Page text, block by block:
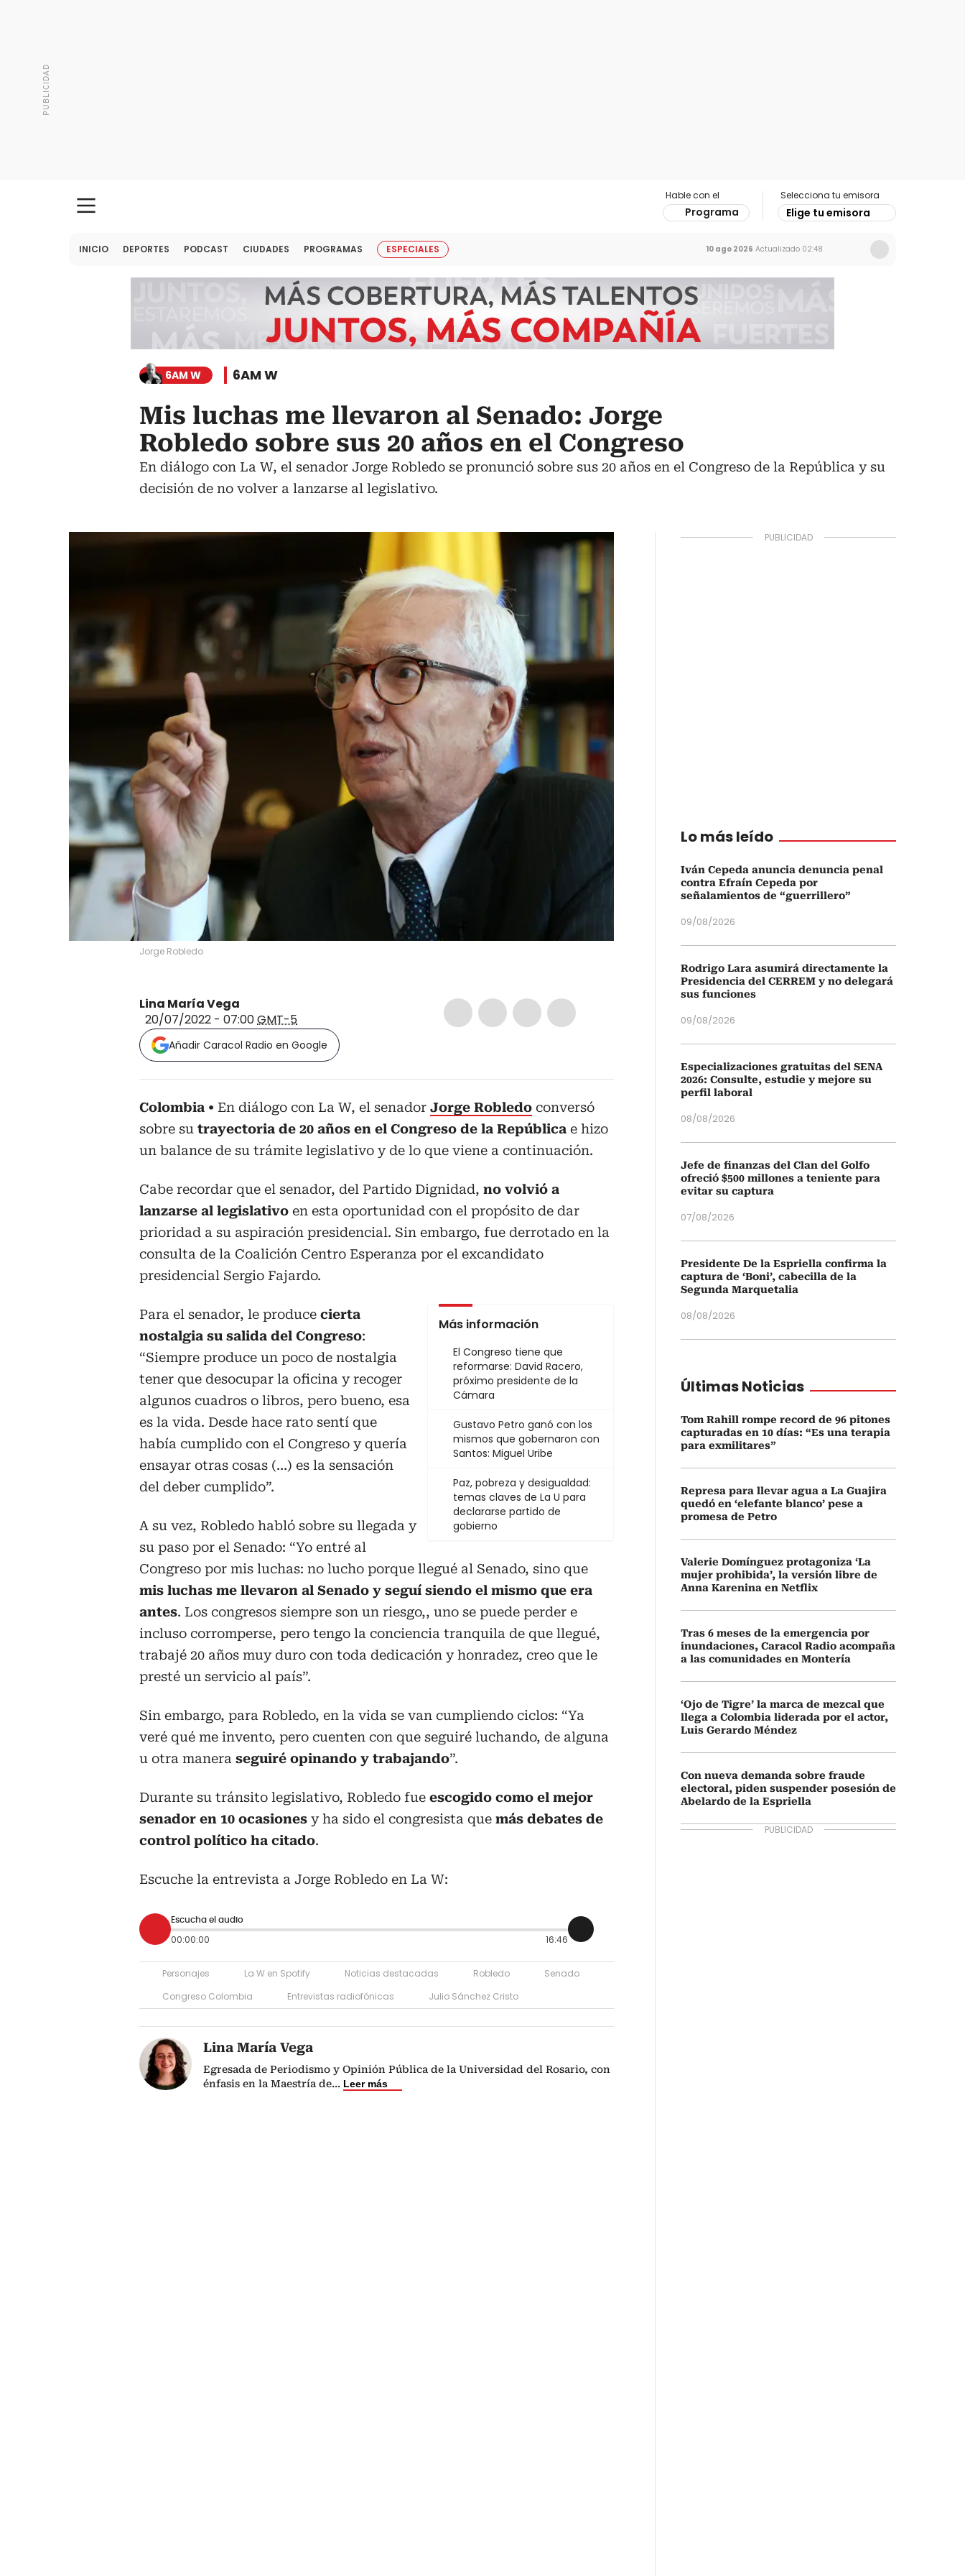
Hable con el
Programa
Selecciona tu emisora
Elige tu emisora
INICIO DEPORTES PODCAST CIUDADES PROGRAMAS ESPECIALES 10 ago 2026 Actualizado 02:48
6AM W 6AM W
Mis luchas me llevaron al Senado: Jorge
Robledo sobre sus 20 años en el Congreso
En diálogo con La W, el senador Jorge Robledo se pronunció sobre sus 20 años en el Congreso de la República y su
decisión de no volver a lanzarse al legislativo.
Jorge Robledo
Lina María Vega
20/07/2022 - 07:00GMT-5
Añadir Caracol Radio en Google
Colombia En diálogo con La W, el senador Jorge Robledo conversó
sobre su trayectoria de 20 años en el Congreso de la República e hizo
un balance de su trámite legislativo y de lo que viene a continuación.
Cabe recordar que el senador, del Partido Dignidad, no volvió a
lanzarse al legislativo en esta oportunidad con el propósito de dar
prioridad a su aspiración presidencial. Sin embargo, fue derrotado en la
consulta de la Coalición Centro Esperanza por el excandidato
presidencial Sergio Fajardo.
Más información
El Congreso tiene que
reformarse: David Racero,
próximo presidente de la
Cámara
Gustavo Petro ganó con los
mismos que gobernaron con
Santos: Miguel Uribe
Paz, pobreza y desigualdad:
temas claves de La U para
declararse partido de
gobierno
Para el senador, le produce cierta
nostalgia su salida del Congreso:
“Siempre produce un poco de nostalgia
tener que desocupar la oficina y recoger
algunos cuadros o libros, pero bueno, esa
es la vida. Desde hace rato sentí que
había cumplido con el Congreso y quería
ensayar otras cosas (…) es la sensación
del deber cumplido”.
A su vez, Robledo habló sobre su llegada y
su paso por el Senado: “Yo entré al
Congreso por mis luchas: no lucho porque llegué al Senado, sino que
mis luchas me llevaron al Senado y seguí siendo el mismo que era
antes. Los congresos siempre son un riesgo,, uno se puede perder e
incluso corromperse, pero tengo la conciencia tranquila de que llegué,
trabajé 20 años muy duro con toda dedicación y honradez, creo que le
presté un servicio al país”.
Sin embargo, para Robledo, en la vida se van cumpliendo ciclos: “Ya
veré qué me invento, pero cuenten con que seguiré luchando, de alguna
u otra manera seguiré opinando y trabajando”.
Durante su tránsito legislativo, Robledo fue escogido como el mejor
senador en 10 ocasiones y ha sido el congresista que más debates de
control político ha citado.
Escuche la entrevista a Jorge Robledo en La W:
Escucha el audio
00:00:00 16:46
Personajes La W en Spotify Noticias destacadas Robledo
Senado
Congreso Colombia
Entrevistas radiofónicas Julio Sánchez Cristo
Lina María Vega
Egresada de Periodismo y Opinión Pública de la Universidad del Rosario, con
énfasis en la Maestría de... Leer más
Lo más leído
Iván Cepeda anuncia denuncia penal
contra Efraín Cepeda por
señalamientos de “guerrillero”
09/08/2026
Rodrigo Lara asumirá directamente la
Presidencia del CERREM y no delegará
sus funciones
09/08/2026
Especializaciones gratuitas del SENA
2026: Consulte, estudie y mejore su
perfil laboral
08/08/2026
Jefe de finanzas del Clan del Golfo
ofreció $500 millones a teniente para
evitar su captura
07/08/2026
Presidente De la Espriella confirma la
captura de ‘Boni’, cabecilla de la
Segunda Marquetalia
08/08/2026
Últimas Noticias
Tom Rahill rompe record de 96 pitones
capturadas en 10 días: “Es una terapia
para exmilitares”
Represa para llevar agua a La Guajira
quedó en ‘elefante blanco’ pese a
promesa de Petro
Valerie Domínguez protagoniza ‘La
mujer prohibida’, la versión libre de
Anna Karenina en Netflix
Tras 6 meses de la emergencia por
inundaciones, Caracol Radio acompaña
a las comunidades en Montería
‘Ojo de Tigre’ la marca de mezcal que
llega a Colombia liderada por el actor,
Luis Gerardo Méndez
Con nueva demanda sobre fraude
electoral, piden suspender posesión de
Abelardo de la Espriella